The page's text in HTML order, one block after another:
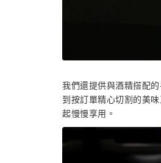
我們還提供與酒精搭配
到按訂單精心切割的美
起慢慢享用。